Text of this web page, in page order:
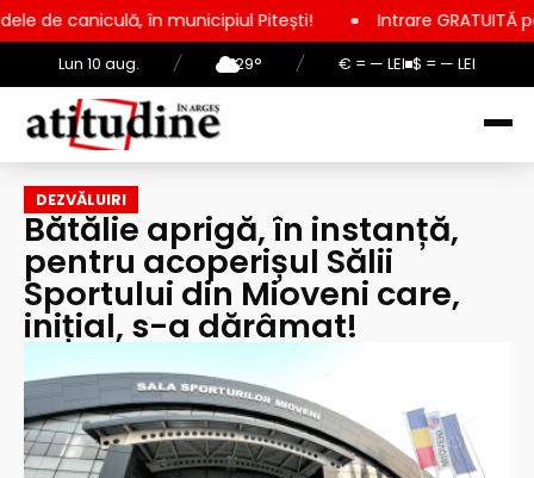
Lun 10 aug. / 29° / € = — LEI $ = — LEI
în municipiul Pitești! Intrare GRATUITĂ pentru copii,
DEZVĂLUIRI
Bătălie aprigă, în instanță,
pentru acoperișul Sălii
Sportului din Mioveni care,
inițial, s-a dărâmat!